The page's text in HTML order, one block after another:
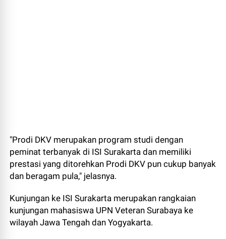
"Prodi DKV merupakan program studi dengan
peminat terbanyak di ISI Surakarta dan memiliki
prestasi yang ditorehkan Prodi DKV pun cukup banyak
dan beragam pula," jelasnya.
Kunjungan ke ISI Surakarta merupakan rangkaian
kunjungan mahasiswa UPN Veteran Surabaya ke
wilayah Jawa Tengah dan Yogyakarta.